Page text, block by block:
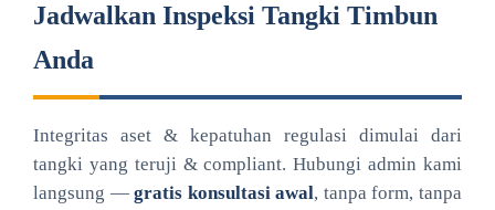
Jadwalkan Inspeksi Tangki Timbun
Anda
Integritas aset & kepatuhan regulasi dimulai dari
tangki yang teruji & compliant. Hubungi admin kami
langsung —gratis konsultasi awal, tanpa form, tanpa